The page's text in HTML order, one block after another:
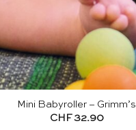
Mini Babyroller – Grimm’s
CHF32.90